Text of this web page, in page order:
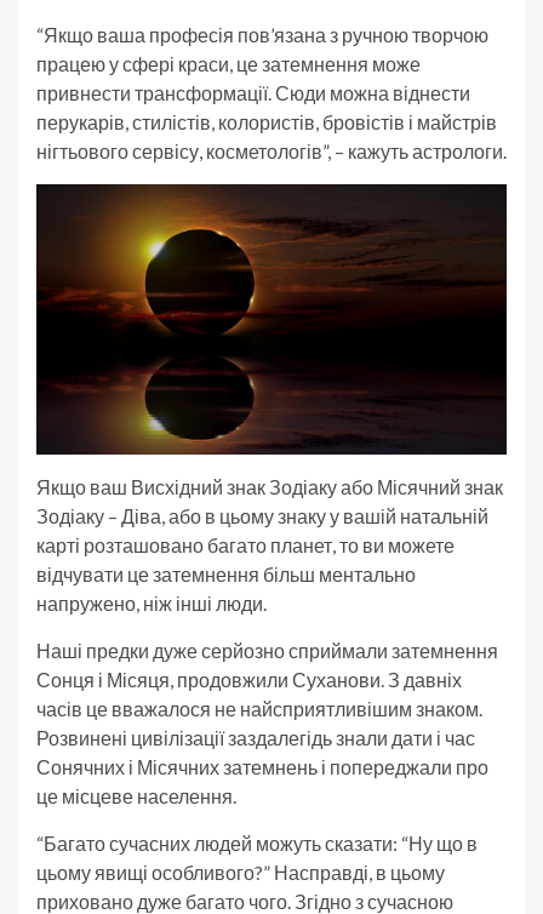
“Якщо ваша професія пов’язана з ручною творчою
працею у сфері краси, це затемнення може
привнести трансформації. Сюди можна віднести
перукарів, стилістів, колористів, бровістів і майстрів
нігтьового сервісу, косметологів”, – кажуть астрологи.
Якщо ваш Висхідний знак Зодіаку або Місячний знак
Зодіаку – Діва, або в цьому знаку у вашій натальній
карті розташовано багато планет, то ви можете
відчувати це затемнення більш ментально
напружено, ніж інші люди.
Наші предки дуже серйозно сприймали затемнення
Сонця і Місяця, продовжили Суханови. З давніх
часів це вважалося не найсприятливішим знаком.
Розвинені цивілізації заздалегідь знали дати і час
Сонячних і Місячних затемнень і попереджали про
це місцеве населення.
“Багато сучасних людей можуть сказати: “Ну що в
цьому явищі особливого?” Насправді, в цьому
приховано дуже багато чого. Згідно з сучасною